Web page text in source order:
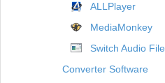
ALLPlayer
MediaMonkey
Switch Audio File
Converter Software